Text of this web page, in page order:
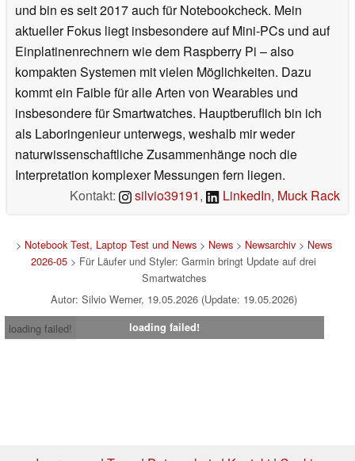
und bin es seit 2017 auch für Notebookcheck. Mein
aktueller Fokus liegt insbesondere auf Mini-PCs und auf
Einplatinenrechnern wie dem Raspberry Pi – also
kompakten Systemen mit vielen Möglichkeiten. Dazu
kommt ein Faible für alle Arten von Wearables und
insbesondere für Smartwatches. Hauptberuflich bin ich
als Laboringenieur unterwegs, weshalb mir weder
naturwissenschaftliche Zusammenhänge noch die
Interpretation komplexer Messungen fern liegen.
Kontakt:
silvio39191, LinkedIn, Muck Rack
> Notebook Test, Laptop Test und News> News> Newsarchiv> News
2026-05 > Für Läufer und Styler: Garmin bringt Update auf drei
Smartwatches
Autor: Silvio Werner, 19.05.2026 (Update: 19.05.2026)
loading failed!
loading failed!